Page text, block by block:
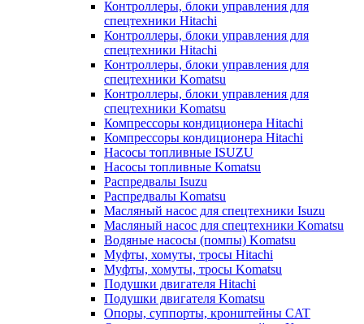
Контроллеры, блоки управления для
спецтехники Hitachi
Контроллеры, блоки управления для
спецтехники Hitachi
Контроллеры, блоки управления для
спецтехники Komatsu
Контроллеры, блоки управления для
спецтехники Komatsu
Компрессоры кондиционера Hitachi
Компрессоры кондиционера Hitachi
Насосы топливные ISUZU
Насосы топливные Komatsu
Распредвалы Isuzu
Распредвалы Komatsu
Масляный насос для спецтехники Isuzu
Масляный насос для спецтехники Komatsu
Водяные насосы (помпы) Komatsu
Муфты, хомуты, тросы Hitachi
Муфты, хомуты, тросы Komatsu
Подушки двигателя Hitachi
Подушки двигателя Komatsu
Опоры, суппорты, кронштейны CAT